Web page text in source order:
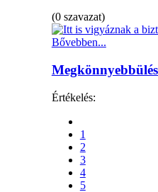
(0 szavazat)
Bővebben...
Értékelés:
1
2
3
4
5